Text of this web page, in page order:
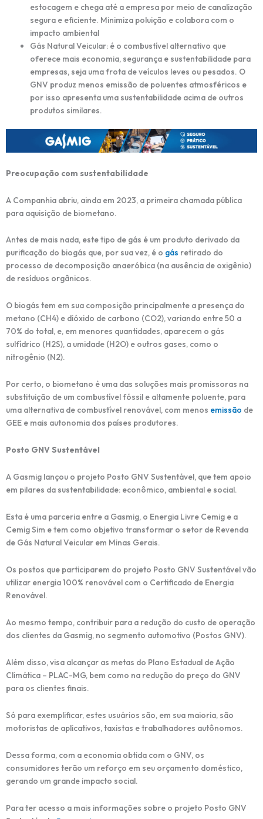
estocagem e chega até a empresa por meio de canalização
segura e eficiente. Minimiza poluição e colabora com o
impacto ambiental
Gás Natural Veicular: é o combustível alternativo que
oferece mais economia, segurança e sustentabilidade para
empresas, seja uma frota de veículos leves ou pesados. O
GNV produz menos emissão de poluentes atmosféricos e
por isso apresenta uma sustentabilidade acima de outros
produtos similares.
Preocupação com sustentabilidade
A Companhia abriu, ainda em 2023, a primeira chamada pública
para aquisição de biometano.
Antes de mais nada, este tipo de gás é um produto derivado da
purificação do biogás que, por sua vez, é o gás retirado do
processo de decomposição anaeróbica (na ausência de oxigênio)
de resíduos orgânicos.
O biogás tem em sua composição principalmente a presença do
metano (CH4) e dióxido de carbono (CO2), variando entre 50 a
70% do total, e, em menores quantidades, aparecem o gás
sulfídrico (H2S), a umidade (H2O) e outros gases, como o
nitrogênio (N2).
Por certo, o biometano é uma das soluções mais promissoras na
substituição de um combustível fóssil e altamente poluente, para
uma alternativa de combustível renovável, com menos emissão de
GEE e mais autonomia dos países produtores.
Posto GNV Sustentável
A Gasmig lançou o projeto Posto GNV Sustentável, que tem apoio
em pilares da sustentabilidade: econômico, ambiental e social.
Esta é uma parceria entre a Gasmig, o Energia Livre Cemig e a
Cemig Sim e tem como objetivo transformar o setor de Revenda
de Gás Natural Veicular em Minas Gerais.
Os postos que participarem do projeto Posto GNV Sustentável vão
utilizar energia 100% renovável com o Certificado de Energia
Renovável.
Ao mesmo tempo, contribuir para a redução do custo de operação
dos clientes da Gasmig, no segmento automotivo (Postos GNV).
Além disso, visa alcançar as metas do Plano Estadual de Ação
Climática – PLAC-MG, bem como na redução do preço do GNV
para os clientes finais.
Só para exemplificar, estes usuários são, em sua maioria, são
motoristas de aplicativos, taxistas e trabalhadores autônomos.
Dessa forma, com a economia obtida com o GNV, os
consumidores terão um reforço em seu orçamento doméstico,
gerando um grande impacto social.
Para ter acesso a mais informações sobre o projeto Posto GNV